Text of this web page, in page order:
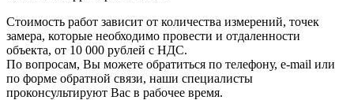
Стоимость работ зависит от количества измерений, точек
замера, которые необходимо провести и отдаленности
объекта, от 10 000 рублей с НДС.
По вопросам, Вы можете обратиться по телефону, e-mail или
по форме обратной связи, наши специалисты
проконсультируют Вас в рабочее время.